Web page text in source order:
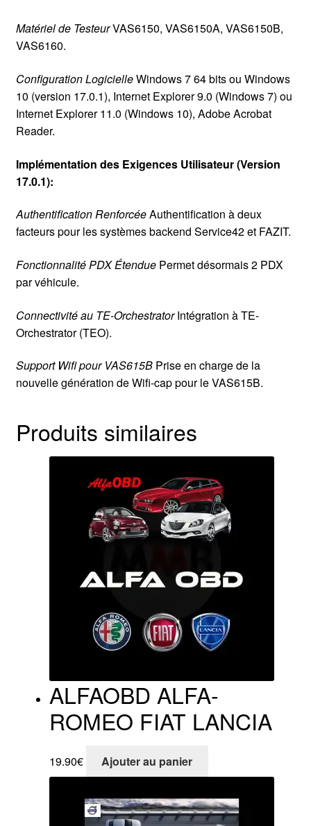
Matériel de TesteurVAS6150, VAS6150A, VAS6150B,
VAS6160.
Configuration LogicielleWindows 7 64 bits ou Windows
10 (version 17.0.1), Internet Explorer 9.0 (Windows 7) ou
Internet Explorer 11.0 (Windows 10), Adobe Acrobat
Reader.
Implémentation des Exigences Utilisateur (Version
17.0.1):
Authentification RenforcéeAuthentification à deux
facteurs pour les systèmes backend Service42 et FAZIT.
Fonctionnalité PDX ÉtenduePermet désormais 2 PDX
par véhicule.
Connectivité au TE-OrchestratorIntégration à TE-
Orchestrator (TEO).
Support Wifi pour VAS615BPrise en charge de la
nouvelle génération de Wifi-cap pour le VAS615B.
Produits similaires
ALFAOBD ALFA-
ROMEO FIAT LANCIA
19.90€ Ajouter au panier